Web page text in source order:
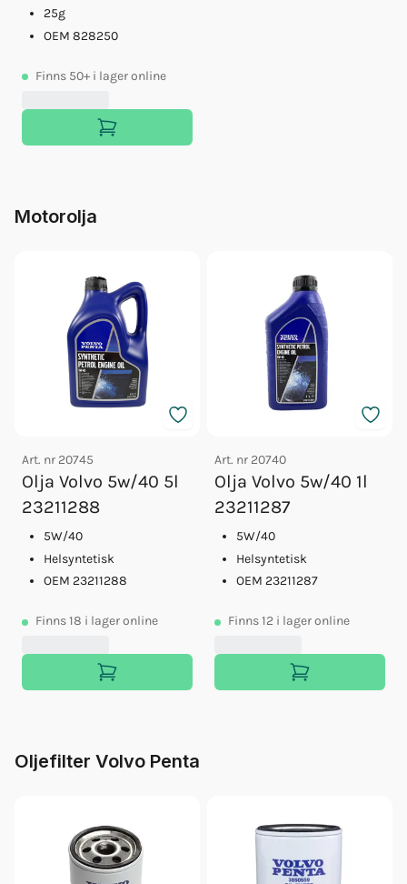
25g
OEM 828250
Finns 50+ i lager online
Motorolja
Art. nr 20745
Olja Volvo 5w/40 5l
23211288
5W/40
Helsyntetisk
OEM 23211288
Finns18 i lager online
Art. nr 20740
Olja Volvo 5w/40 1l
23211287
5W/40
Helsyntetisk
OEM 23211287
Finns12 i lager online
Oljefilter Volvo Penta